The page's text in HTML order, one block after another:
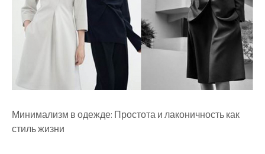
Минимализм в одежде: Простота и лаконичность как
стиль жизни